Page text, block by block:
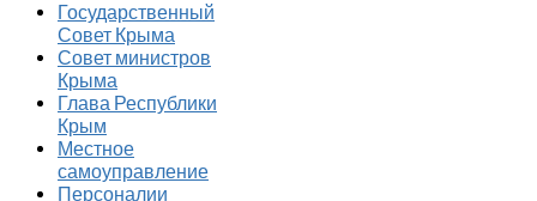
Государственный
Совет Крыма
Совет министров
Крыма
Глава Республики
Крым
Местное
самоуправление
Персоналии